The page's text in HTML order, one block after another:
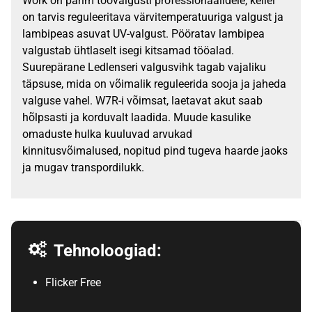
on tarvis reguleeritava värvitemperatuuriga valgust ja
lambipeas asuvat UV-valgust. Pööratav lambipea
valgustab ühtlaselt isegi kitsamad tööalad.
Suurepärane Ledlenseri valgusvihk tagab vajaliku
täpsuse, mida on võimalik reguleerida sooja ja jaheda
valguse vahel. W7R-i võimsat, laetavat akut saab
hõlpsasti ja korduvalt laadida. Muude kasulike
omaduste hulka kuuluvad arvukad
kinnitusvõimalused, nopitud pind tugeva haarde jaoks
ja mugav transpordilukk.
Tehnoloogiad:
Flicker Free